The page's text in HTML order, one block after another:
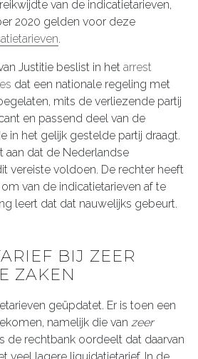
van de indicatietarieven,
2020 gelden voor deze
.
Justitie beslist in het arrest
dat een nationale regeling met
mits de verliezende partij
en passend deel van de
in het gelijk gestelde partij draagt.
dat de Nederlandse
vereiste voldoen. De rechter heeft
van de indicatietarieven af te
leert dat dat nauwelijks gebeurt.
BIJ ZEER
ZAKEN
geüpdatet. Er is toen een
namelijk die van zeer
de rechtbank oordeelt dat daarvan